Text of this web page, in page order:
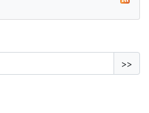
>>